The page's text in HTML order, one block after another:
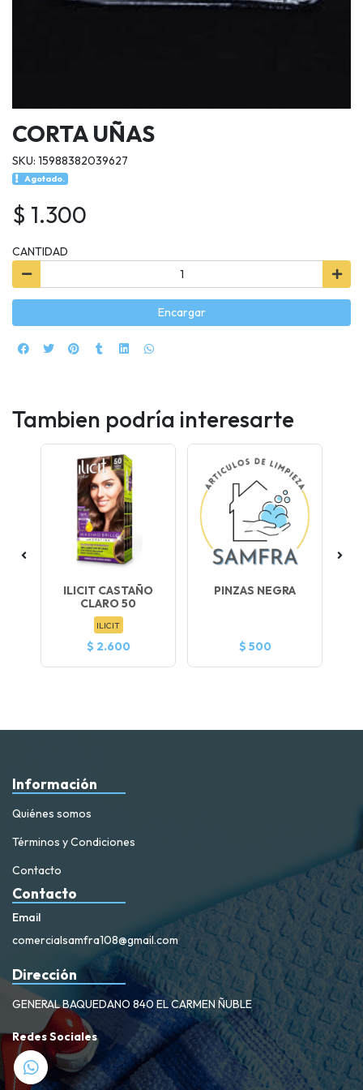
CORTA UÑAS
SKU: 15988382039627
Agotado.
$ 1.300
CANTIDAD
Encargar
Tambien podría interesarte
ILICIT CASTAÑO
CLARO 50
ILICIT
$ 2.600
PINZAS NEGRA
$ 500
Información
Quiénes somos
Términos y Condiciones
Contacto
Contacto
Email
comercialsamfra108@gmail.com
Dirección
GENERAL BAQUEDANO 840 EL CARMEN ÑUBLE
Redes Sociales